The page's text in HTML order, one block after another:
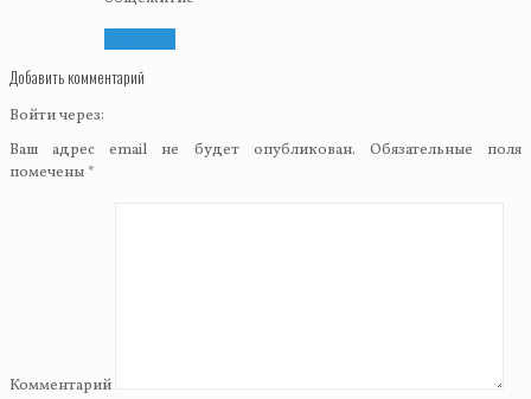
Добавить комментарий
Войти через:
Ваш адрес email не будет опубликован. Обязательные поля
помечены *
Комментарий